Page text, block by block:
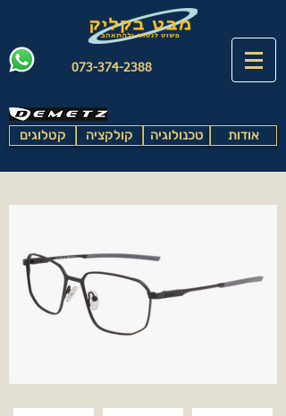
073-374-2388
קטלוגים קולקציה טכנולוגיה אודות